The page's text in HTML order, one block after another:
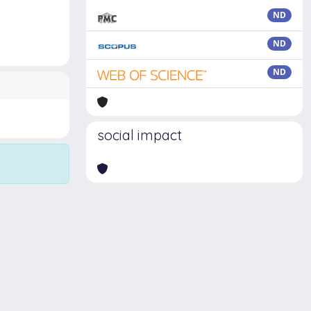
ND
ND
ND
social impact